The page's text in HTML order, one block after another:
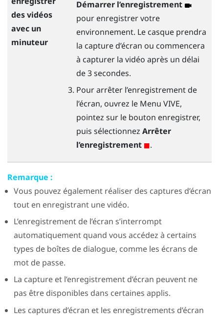
des vidéos
avec un
minuteur
Démarrer l’enregistrement
pour enregistrer votre
environnement. Le casque prendra
la capture d’écran ou commencera
à capturer la vidéo après un délai
de 3 secondes.
Pour arrêter l’enregistrement de
l’écran, ouvrez le Menu VIVE,
pointez sur le bouton enregistrer,
puis sélectionnez Arrêter
l’enregistrement
.
Remarque :
Vous pouvez également réaliser des captures d’écran
tout en enregistrant une vidéo.
L’enregistrement de l’écran s’interrompt
automatiquement quand vous accédez à certains
types de boîtes de dialogue, comme les écrans de
mot de passe.
La capture et l’enregistrement d’écran peuvent ne
pas être disponibles dans certaines applis.
Les captures d’écran et les enregistrements d’écran